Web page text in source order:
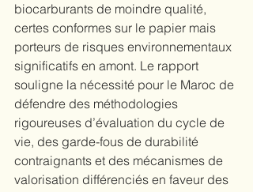
biocarburants de moindre qualité,
certes conformes sur le papier mais
porteurs de risques environnementaux
significatifs en amont. Le rapport
souligne la nécessité pour le Maroc de
défendre des méthodologies
rigoureuses d’évaluation du cycle de
vie, des garde-fous de durabilité
contraignants et des mécanismes de
valorisation différenciés en faveur des